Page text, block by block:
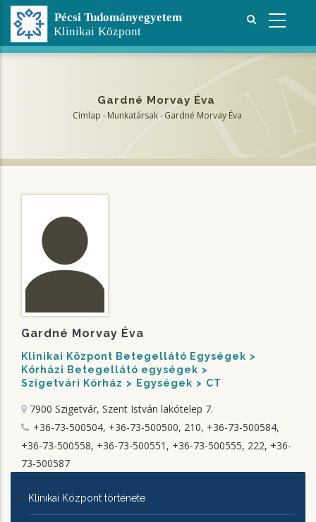
Ugrás
tartalomra
Gardné Morvay Éva
Címlap - Munkatársak - Gardné Morvay Éva
Gardné Morvay Éva
Klinikai Központ Betegellátó Egységek
Kórházi Betegellátó egységek
Szigetvári Kórház
Egységek CT
7900 Szigetvár, Szent István lakótelep 7.
+36-73-500504, +36-73-500500, 210, +36-73-500584,
+36-73-500558, +36-73-500551, +36-73-500555, 222, +36-
73-500587
KLINIKAI
KÖZPONTRÓL
Klinikai Központ története